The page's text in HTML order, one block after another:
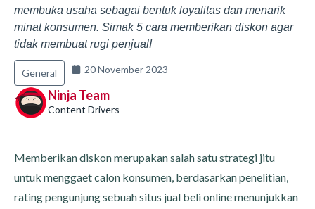
membuka usaha sebagai bentuk loyalitas dan menarik
minat konsumen. Simak 5 cara memberikan diskon agar
tidak membuat rugi penjual!
General 20 November 2023
Ninja Team
Content Drivers
Memberikan diskon merupakan salah satu strategi jitu
untuk menggaet calon konsumen, berdasarkan penelitian,
rating pengunjung sebuah situs jual beli online menunjukkan